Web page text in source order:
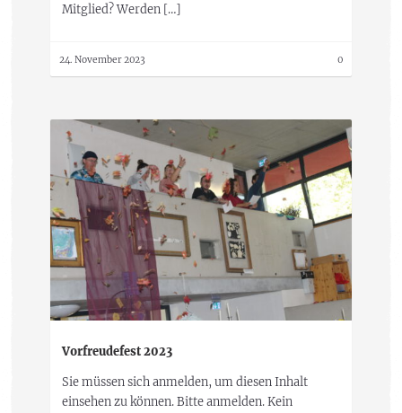
Mitglied? Werden […]
24. November 2023 0
Vorfreudefest 2023
Sie müssen sich anmelden, um diesen Inhalt
einsehen zu können. Bitte anmelden. Kein